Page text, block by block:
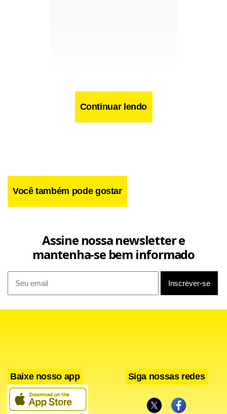
Continuar lendo
Você também pode gostar
Assine nossa newsletter e
mantenha-se bem informado
Baixe nosso app Siga nossas redes